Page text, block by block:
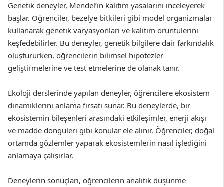
Genetik deneyler, Mendel’in kalıtım yasalarını inceleyerek
başlar. Öğrenciler, bezelye bitkileri gibi model organizmalar
kullanarak genetik varyasyonları ve kalıtım örüntülerini
keşfedebilirler. Bu deneyler, genetik bilgilere dair farkındalık
oluştururken, öğrencilerin bilimsel hipotezler
geliştirmelerine ve test etmelerine de olanak tanır.
Ekoloji derslerinde yapılan deneyler, öğrencilere ekosistem
dinamiklerini anlama fırsatı sunar. Bu deneylerde, bir
ekosistemin bileşenleri arasındaki etkileşimler, enerji akışı
ve madde döngüleri gibi konular ele alınır. Öğrenciler, doğal
ortamda gözlemler yaparak ekosistemlerin nasıl işlediğini
anlamaya çalışırlar.
Deneylerin sonuçları, öğrencilerin analitik düşünme